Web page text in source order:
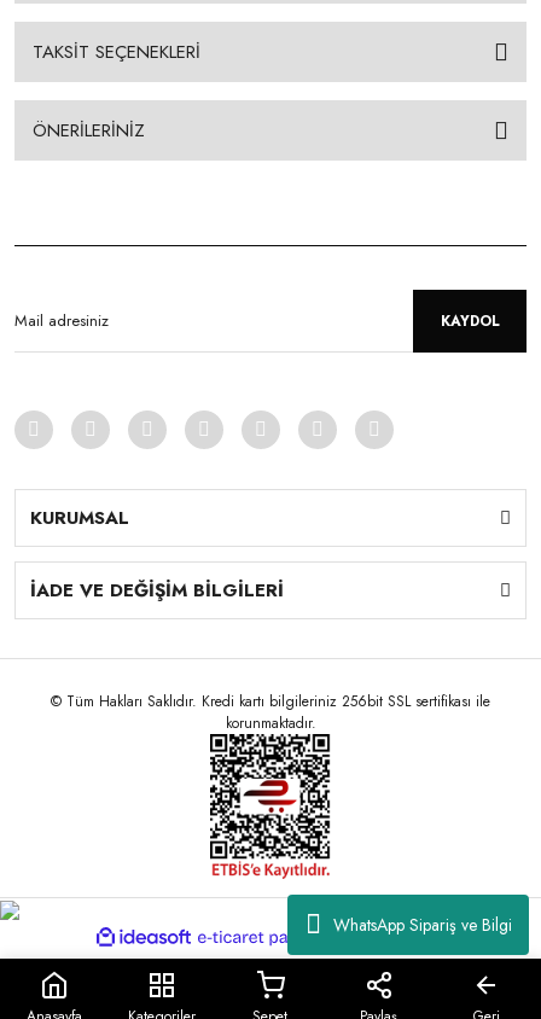
WhatsApp Sipariş ve Bilgi
TAKSİT SEÇENEKLERİ
ÖNERİLERİNİZ
KAYDOL
KURUMSAL
İADE VE DEĞİŞİM BİLGİLERİ
© Tüm Hakları Saklıdır. Kredi kartı bilgileriniz 256bit SSL sertifikası ile
korunmaktadır.
ideasoft
ticaret
paketleri
ile
hazırlandı.